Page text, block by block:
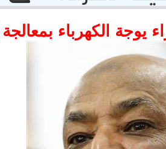
يوجة الكهرباء